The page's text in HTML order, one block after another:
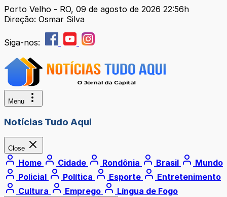
Porto Velho - RO, 09 de agosto de 2026 22:56h
Direção: Osmar Silva
Siga-nos:
Menu
Notícias Tudo Aqui
Close
Home Cidade Rondônia Brasil
Mundo
Policial
Política Esporte
Entretenimento
Cultura
Emprego Língua de Fogo